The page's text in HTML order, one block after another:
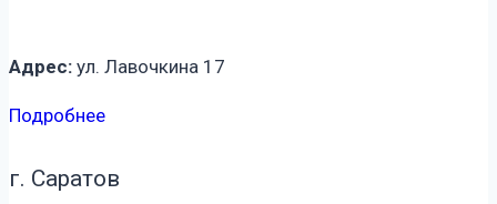
Адрес: ул. Лавочкина 17
Подробнее
г. Саратов